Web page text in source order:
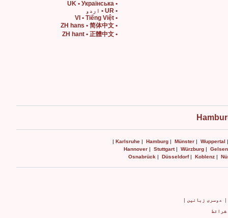
• UK • Українська
• UR • اردو
• VI • Tiếng Việt
• ZH hans • 简体中文
• ZH hant • 正體中文
Karlsruhe | Hamburg | Münster | Wuppertal
|
Hannover| Stuttgart| Würzburg|
Osnabrück | Düsseldorf| Koblenz|
دوسری زبانیں |
شرائط